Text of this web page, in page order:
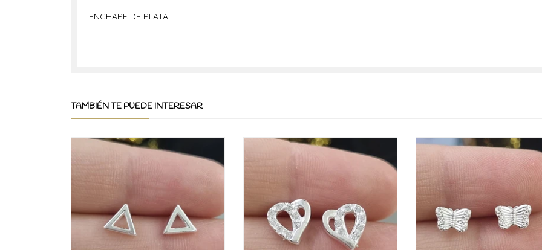
ENCHAPE DE PLATA
TAMBIÉN TE PUEDE INTERESAR